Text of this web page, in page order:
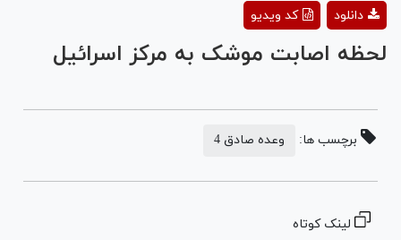
Video
کد ویدیو دانلود
لحظه اصابت موشک به مرکز اسرائیل
برچسب ها: وعده صادق 4
لینک کوتاه